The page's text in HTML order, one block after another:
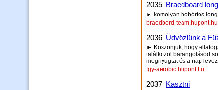
2035. Braedboard
► komolyan hobórtos
braedbord-team.hupont.hu
2036. Üdvözlünk a
► Köszönjük, hogy
találkozol barangolásod
megnyugtat és a nap
fgy-aerobic.hupont.hu
2037. Kasztni